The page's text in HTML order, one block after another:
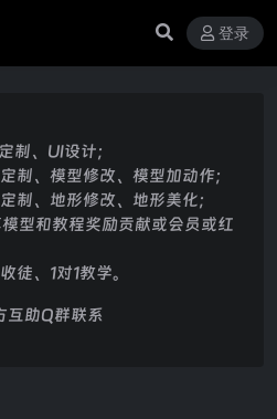
登录
制、UI设计；
制、模型修改、模型加动作；
制、地形修改、地形美化；
型和教程奖励贡献或会员或红
徒、1对1教学。
互助Q群联系